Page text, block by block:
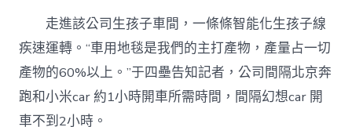
走進該公司生孩子車間，一條條智能化生孩子線
疾速運轉。“車用地毯是我們的主打產物，產量占一切
產物的60%以上。”于四壘告知記者，公司間隔北京奔
跑和小米car 約1小時開車所需時間，間隔幻想car 開
車不到2小時。